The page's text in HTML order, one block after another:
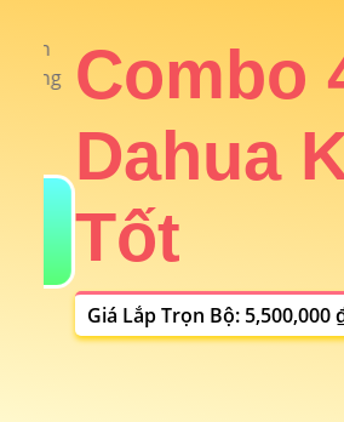
Combo
Dahua
Tốt
Giá Lắp Trọn Bộ: 5,500,000 ₫